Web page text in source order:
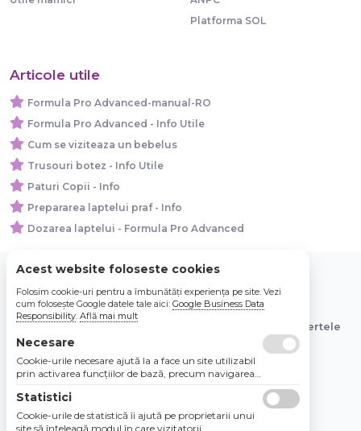
Platforma SOL
Articole utile
Formula Pro Advanced-manual-RO
Formula Pro Advanced - Info Utile
Cum se viziteaza un bebelus
Trusouri botez - Info Utile
Paturi Copii - Info
Prepararea laptelui praf - Info
Dozarea laptelui - Formula Pro Advanced
© 2026 Bebe Nou Online Store SRL
Toate preturile sunt exprimate in lei si includ tva. Ofertele
sunt valabile in limita stocului disponibil.
Acest website foloseste cookies
Folosim cookie-uri pentru a îmbunătăți experiența pe site. Vezi
cum folosește Google datele tale aici: Google Business Data
Responsibility. Află mai mult
Necesare
Cookie-urile necesare ajută la a face un site utilizabil
prin activarea funcţiilor de bază, precum navigarea
Site-ul nu poate funcţiona corespunzător fără aceste
cookie-uri.
Statistici
Cookie-urile de statistică îi ajută pe proprietarii unui
site să înţeleagă modul în care vizitatorii